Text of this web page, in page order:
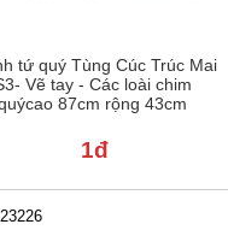
tứ quý Tùng Cúc Trúc Mai
Vẽ tay - Các loài chim
87cm rộng 43cm
1đ